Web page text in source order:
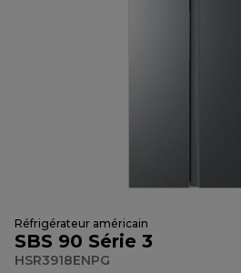
Réfrigérateur américain
SBS 90 Série 3
HSR3918ENPG